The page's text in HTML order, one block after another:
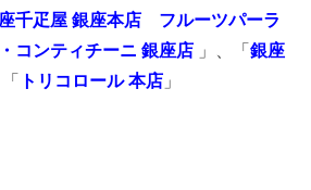
千疋屋 銀座本店 フルーツパーラ
コンティチーニ 銀座店 」、「 銀座
トリコロール 本店 」